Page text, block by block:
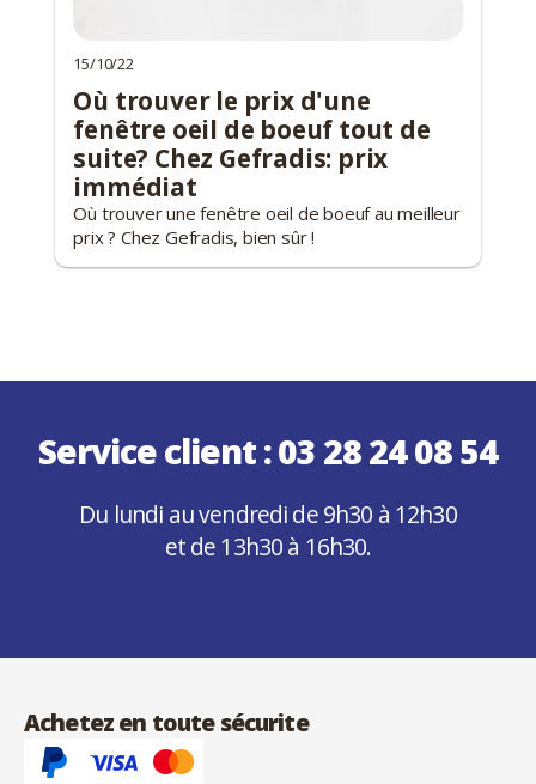
15/10/22
Où trouver le prix d'une
fenêtre oeil de boeuf tout de
suite? Chez Gefradis: prix
immédiat
Où trouver une fenêtre oeil de boeuf au meilleur
prix ? Chez Gefradis, bien sûr !
Service client :03 28 24 08 54
Du lundi au vendredi de 9h30 à 12h30
et de 13h30 à 16h30.
Achetez en toute sécurite